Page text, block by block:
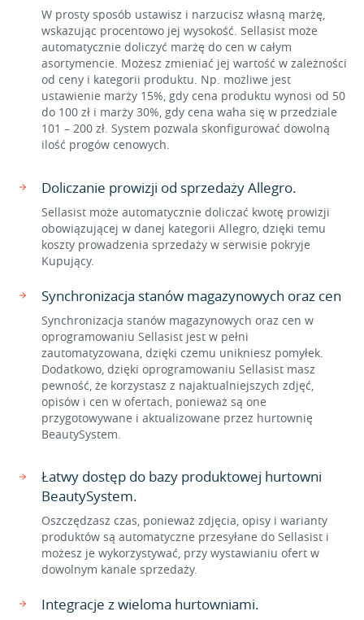
W prosty sposób ustawisz i narzucisz własną marżę,
wskazując procentowo jej wysokość. Sellasist może
automatycznie doliczyć marżę do cen w całym
asortymencie. Możesz zmieniać jej wartość w zależności
od ceny i kategorii produktu. Np. możliwe jest
ustawienie marży 15%, gdy cena produktu wynosi od 50
do 100 zł i marży 30%, gdy cena waha się w przedziale
101 – 200 zł. System pozwala skonfigurować dowolną
ilość progów cenowych.
Doliczanie prowizji od sprzedaży Allegro.
Sellasist może automatycznie doliczać kwotę prowizji
obowiązującej w danej kategorii Allegro, dzięki temu
koszty prowadzenia sprzedaży w serwisie pokryje
Kupujący.
Synchronizacja stanów magazynowych oraz cen
Synchronizacja stanów magazynowych oraz cen w
oprogramowaniu Sellasist jest w pełni
zautomatyzowana, dzięki czemu unikniesz pomyłek.
Dodatkowo, dzięki oprogramowaniu Sellasist masz
pewność, że korzystasz z najaktualniejszych zdjęć,
opisów i cen w ofertach, ponieważ są one
przygotowywane i aktualizowane przez hurtownię
BeautySystem.
Łatwy dostęp do bazy produktowej hurtowni
BeautySystem.
Oszczędzasz czas, ponieważ zdjęcia, opisy i warianty
produktów są automatyczne przesyłane do Sellasist i
możesz je wykorzystywać, przy wystawianiu ofert w
dowolnym kanale sprzedaży.
Integracje z wieloma hurtowniami.